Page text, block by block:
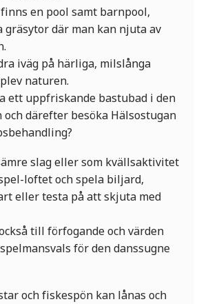
en pool samt barnpool,
gräsytor där man kan njuta av
iväg på härliga, milslånga
naturen.
ett uppfriskande bastubad i den
och därefter besöka Hälsostugan
slag eller som kvällsaktivitet
loftet och spela biljard,
eller testa på att skjuta med
till förfogande och värden
för den danssugne
och fiskespön kan lånas och